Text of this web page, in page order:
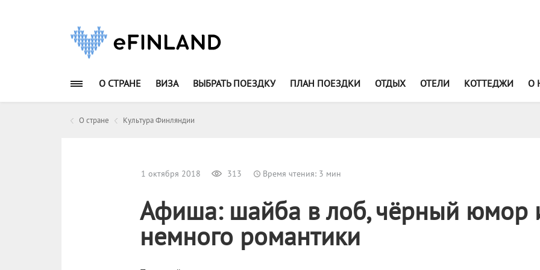
О СТРАНЕ ВИЗА ВЫБРАТЬ ПОЕЗДКУ ПЛАН ПОЕЗДКИ ОТДЫХ ОТЕЛИ КОТТЕДЖИ О
О стране Культура Финляндии
1 октября 2018 313 Время чтения: 3 мин
Афиша: шайба в лоб, чёрный юмор
немного романтики